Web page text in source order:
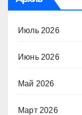
Июль 2026
Июнь 2026
Май 2026
Март 2026